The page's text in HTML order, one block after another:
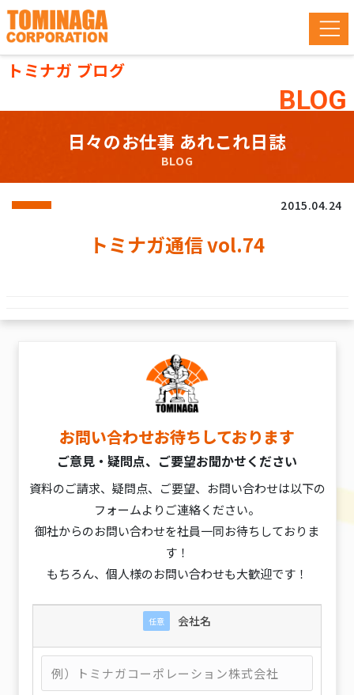
トミナガ ブログ
BLOG
日々のお仕事 あれこれ日誌
BLOG
2015.04.24
トミナガ通信 vol.74
お問い合わせお待ちしております
ご意見・疑問点、ご要望お聞かせください
資料のご請求、疑問点、ご要望、お問い合わせは以下の
フォームよりご連絡ください。
御社からのお問い合わせを社員一同お待ちしておりま
す！
もちろん、個人様のお問い合わせも大歓迎です！
任意 会社名